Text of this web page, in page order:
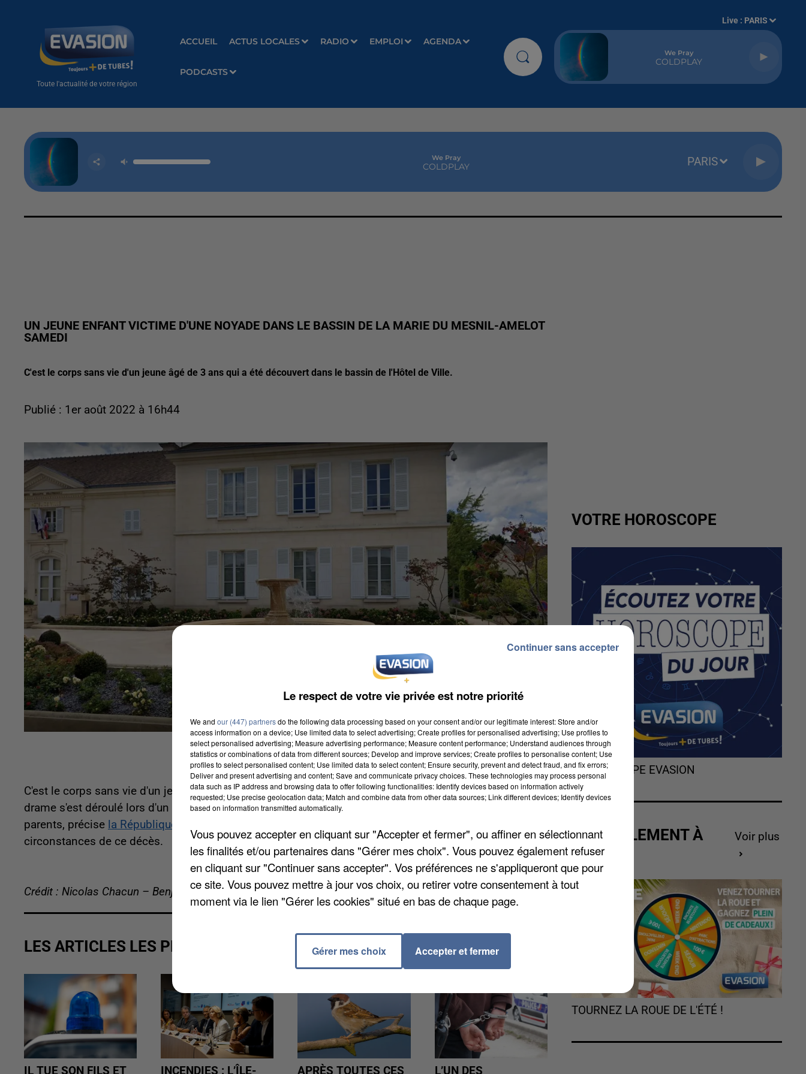
Toute l'actualité de votre région
ACCUEIL ACTUS LOCALES RADIO EMPLOI AGENDA
PODCASTS
Live : PARIS
We Pray
COLDPLAY
We Pray
COLDPLAY PARIS
UN JEUNE ENFANT VICTIME D'UNE NOYADE DANS LE BASSIN DE LA MARIE DU MESNIL-AMELOT
SAMEDI
C'est le corps sans vie d'un jeune âgé de 3 ans qui a été découvert dans le bassin de l'Hôtel de Ville.
Publié : 1er août 2022 à 16h44
C'est le corps sans vie d'un jeune âgé de 3 ans qui a été découvert dans le bassin de l'Hôtel de Ville. Le
drame s'est déroulé lors d'un mariage, pendant lequel le jeune aurait échappé à la surveillance de ses
parents, précise la République de Seine-et-Marne
circonstances de ce décès.
Crédit : Nicolas Chacun – Benjamin Swiniarski
LES ARTICLES LES PLUS VUS
IL TUE SON FILS ET INCENDIES : L’ÎLE- APRÈS TOUTES CES L’UN DES
VOTRE HOROSCOPE
L'HOROSCOPE EVASION
ACTUELLEMENT À
GAGNER
Voir plus
TOURNEZ LA ROUE DE L'ÉTÉ !
Le respect de votre vie privée est notre priorité
We and our (447) partnersdo the following data processing based on your consent and/or our legitimate interest: Store and/or
access information on a device; Use limited data to select advertising; Create profiles for personalised advertising; Use profiles to
select personalised advertising; Measure advertising performance; Measure content performance; Understand audiences through
statistics or combinations of data from different sources; Develop and improve services; Create profiles to personalise content; Use
profiles to select personalised content; Use limited data to select content; Ensure security, prevent and detect fraud, and fix errors;
Deliver and present advertising and content; Save and communicate privacy choices. These technologies may process personal
data such as IP address and browsing data to offer following functionalities: Identify devices based on information actively
requested; Use precise geolocation data; Match and combine data from other data sources; Link different devices; Identify devices
based on information transmitted automatically.
Vous pouvez accepter en cliquant sur "Accepter et fermer", ou affiner en sélectionnant
les finalités et/ou partenaires dans "Gérer mes choix". Vous pouvez également refuser
en cliquant sur "Continuer sans accepter". Vos préférences ne s'appliqueront que pour
ce site. Vous pouvez mettre à jour vos choix, ou retirer votre consentement à tout
moment via le lien "Gérer les cookies" situé en bas de chaque page.
Gérer mes choix Accepter et fermer
Continuer sans accepter